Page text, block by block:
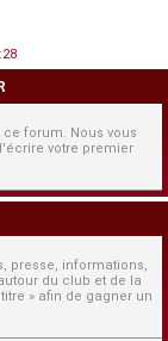
forum. Nous vous
votre premier
presse, informations,
du club et de la
» afin de gagner un